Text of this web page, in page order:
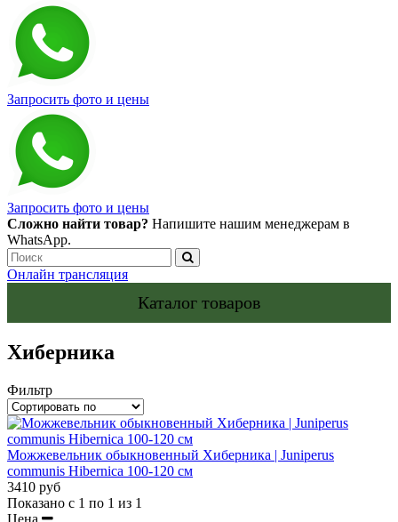
Запросить фото и цены
Запросить фото и цены
Сложно найти товар? Напишите нашим менеджерам в
WhatsApp.
Онлайн трансляция
Каталог товаров
Хиберника
Фильтр
Можжевельник обыкновенный Хиберника | Juniperus
communis Hibernica 100-120 см
3410 руб
Показано с 1 по 1 из 1
Цена